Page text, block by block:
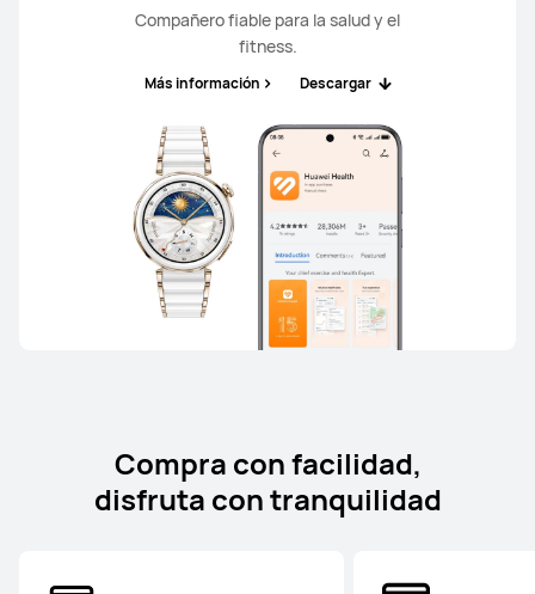
Compañero fiable para la salud y el
fitness.
Más información Descargar
Compra con facilidad,
disfruta con tranquilidad